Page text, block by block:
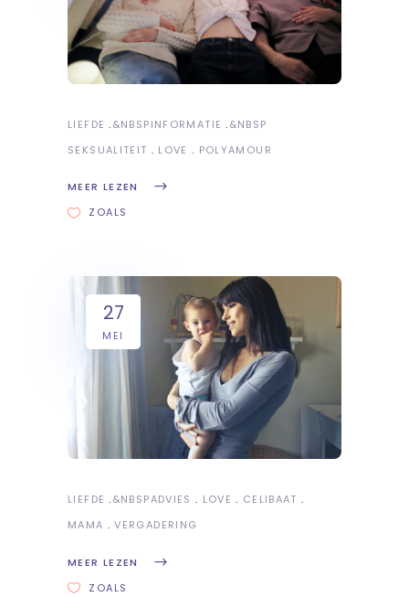
LIEFDE &NBSPINFORMATIE
&NBSP
SEKSUALITEIT
LOVE POLYAMOUR
MEER LEZEN
ZOALS
27
MEI
LIEFDE &NBSPADVIES LOVE
CELIBAAT
MAMA
VERGADERING
MEER LEZEN
ZOALS